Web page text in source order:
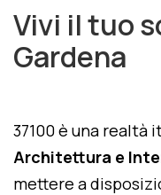
Vivi il tuo
Gardena
37100 è una realtà
Architettura e
mettere a